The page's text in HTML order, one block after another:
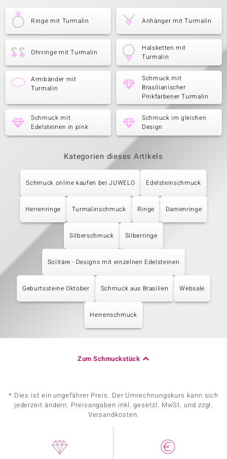
Ringe mit Turmalin Anhänger mit Turmalin
Ohrringe mit Turmalin
Halsketten mit
Turmalin
Armbänder mit
Turmalin
Schmuck mit
Brasilianischer
Pinkfarbener Turmalin
Schmuck mit
Edelsteinen in pink
Schmuck im gleichen
Design
Kategorien dieses Artikels
Schmuck online kaufen bei JUWELO Edelsteinschmuck
Herrenringe Turmalinschmuck Ringe Damenringe
Silberschmuck Silberringe
Solitäre - Designs mit einzelnen Edelsteinen
Geburtssteine Oktober Schmuck aus Brasilien Websale
Herrenschmuck
Zum Schmuckstück
* Dies ist ein ungefährer Preis. Der Umrechnungskurs kann sich
jederzeit ändern. Preisangaben inkl. gesetzl. MwSt. und zzgl.
Versandkosten.